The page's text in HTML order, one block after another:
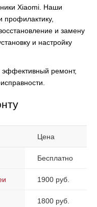
Xiaomi. Наши
профилактику,
и замену
и настройку
ремонт,
Цена
Бесплатно
1900 руб.
1800 руб.